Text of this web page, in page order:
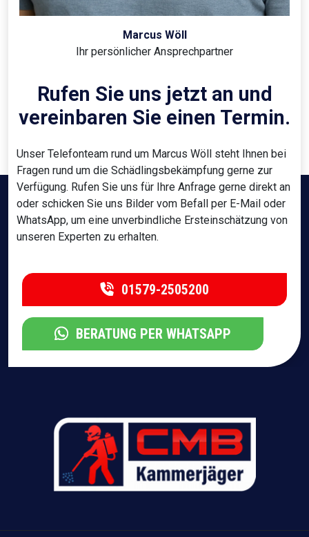
Marcus Wöll
Ihr persönlicher Ansprechpartner
Rufen Sie uns jetzt an und
vereinbaren Sie einen Termin.
Unser Telefonteam rund um Marcus Wöll steht Ihnen bei
Fragen rund um die Schädlingsbekämpfung gerne zur
Verfügung. Rufen Sie uns für Ihre Anfrage gerne direkt an
oder schicken Sie uns Bilder vom Befall per E-Mail oder
WhatsApp, um eine unverbindliche Ersteinschätzung von
unseren Experten zu erhalten.
01579-2505200
BERATUNG PER WHATSAPP